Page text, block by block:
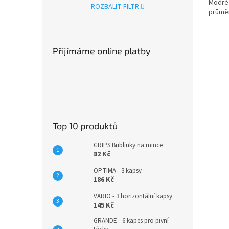
ROZBALIT FILTR
Přijímáme online platby
Top 10 produktů
GRIPS Bublinky na mince
82 Kč
OPTIMA - 3 kapsy
186 Kč
VARIO - 3 horizontální kapsy
145 Kč
GRANDE - 6 kapes pro pivní